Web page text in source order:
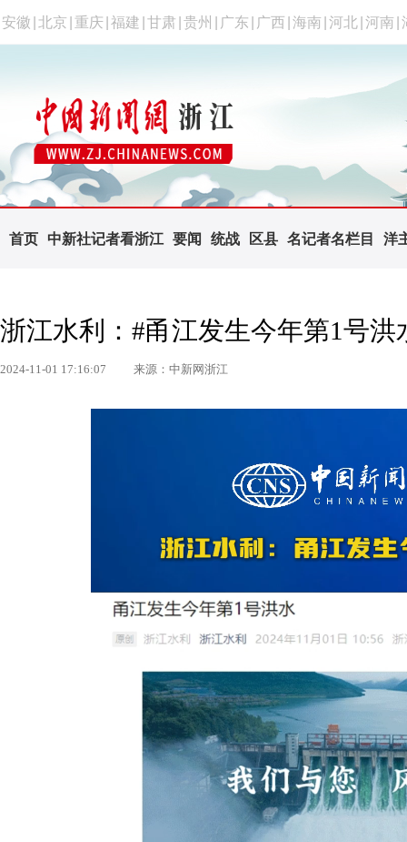
安徽 北京 重庆 福建 甘肃 贵州 广东 广西 海南 河北 河南
首页 中新社记者看浙江 要闻 统战 区县 名记者名栏目 洋
浙江水利：#甬江发生今年第1号洪
2024-11-01 17:16:07 来源：中新网浙江